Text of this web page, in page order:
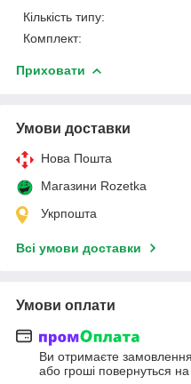
Кількість типу:
Комплект:
Приховати
Умови доставки
Нова Пошта
Магазини Rozetka
Укрпошта
Всі умови доставки
Умови оплати
Ви отримаєте замовлення
або гроші повернуться